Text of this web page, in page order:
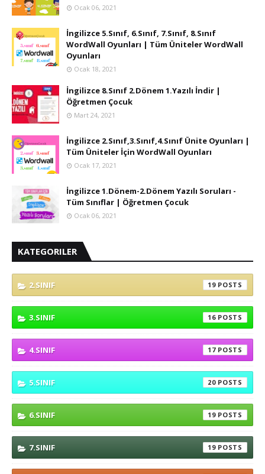
Ocak 06, 2021
İngilizce 5.Sınıf, 6.Sınıf, 7.Sınıf, 8.Sınıf
WordWall Oyunları | Tüm Üniteler WordWall
Oyunları
Ocak 18, 2021
İngilizce 8.Sınıf 2.Dönem 1.Yazılı İndir |
Öğretmen Çocuk
Mart 24, 2021
İngilizce 2.Sınıf,3.Sınıf,4.Sınıf Ünite Oyunları |
Tüm Üniteler İçin WordWall Oyunları
Ocak 17, 2021
İngilizce 1.Dönem-2.Dönem Yazılı Soruları -
Tüm Sınıflar | Öğretmen Çocuk
Ocak 06, 2021
KATEGORILER
2.SINIF 19
3.SINIF 16
4.SINIF 17
5.SINIF 20
6.SINIF 19
7.SINIF 19